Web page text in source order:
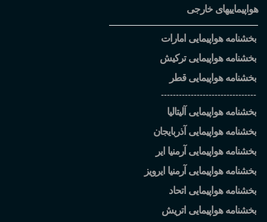
هواپیماییهای خارجی
بخشنامه هواپیمایی امارات
بخشنامه هواپیمایی ترکیش
بخشنامه هواپیمایی قطر
--------------------------------
بخشنامه هواپیمایی آلیتالیا
بخشنامه هواپیمایی آذربایجان
بخشنامه هواپیمایی آرمنیا ایر
بخشنامه هواپیمایی آرمنیا ایرویز
بخشنامه هواپیمایی اتحاد
بخشنامه هواپیمایی اتریش